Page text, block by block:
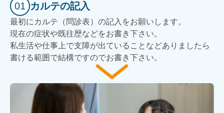
01 カルテの記入
最初にカルテ（問診表）の記入をお願いします。
現在の症状や既往歴などをお書き下さい。
私生活や仕事上で支障が出ていることなどありましたら
書ける範囲で結構ですのでお書き下さい。